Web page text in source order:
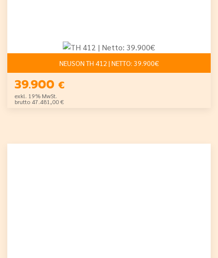
NEUSON TH 412 | NETTO: 39.900€
39.900 €
exkl. 19% MwSt.
brutto 47.481,00 €